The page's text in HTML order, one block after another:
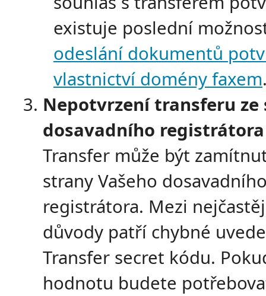
existuje poslední
odeslání dokumentů
vlastnictví domény faxem
Nepotvrzení transferu ze
dosavadního registrátora
Transfer může být
strany Vašeho
registrátora. Mezi
důvody patří chybné
Transfer secret kódu.
hodnotu budete